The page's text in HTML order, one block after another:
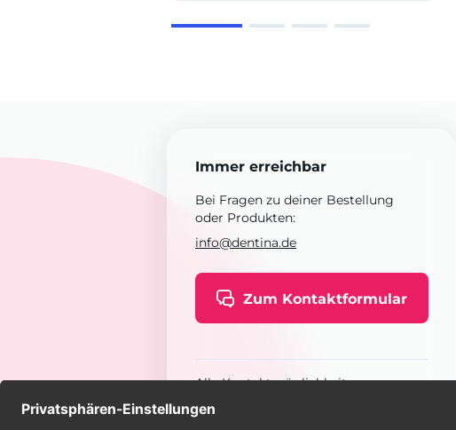
Immer erreichbar
Bei Fragen zu deiner Bestellung
oder Produkten:
info@dentina.de
Zum Kontaktformular
Alle Kontaktmöglichkeiten